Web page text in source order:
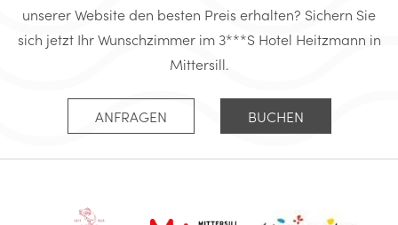
unserer Website den besten Preis erhalten? Sichern Sie
sich jetzt Ihr Wunschzimmer im 3***S Hotel Heitzmann in
Mittersill.
ANFRAGEN BUCHEN